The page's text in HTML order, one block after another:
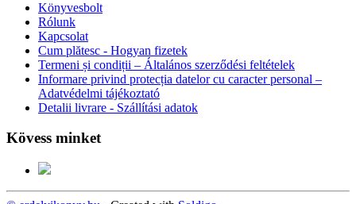
Könyvesbolt
Rólunk
Kapcsolat
Cum plătesc - Hogyan fizetek
Termeni și condiții – Általános szerződési feltételek
Informare privind protecția datelor cu caracter personal –
Adatvédelmi tájékoztató
Detalii livrare - Szállítási adatok
Kövess minket